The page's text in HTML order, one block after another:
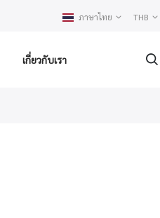
ภาษาไทย THB
เกี่ยวกับเรา